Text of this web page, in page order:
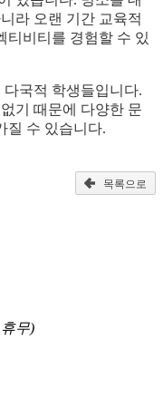
라 오랜 기간 교육적
티비티를 경험할 수 있
국적 학생들입니다.
기 때문에 다양한 문
질 수 있습니다.
목록으로
무)